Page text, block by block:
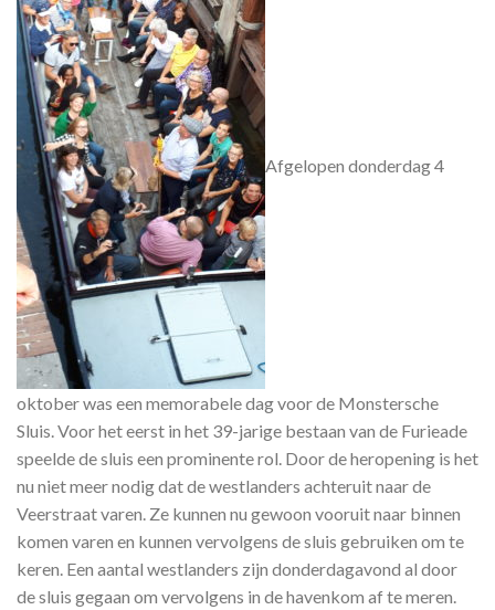
Afgelopen donderdag 4
oktober was een memorabele dag voor de Monstersche
Sluis. Voor het eerst in het 39-jarige bestaan van de Furieade
speelde de sluis een prominente rol. Door de heropening is het
nu niet meer nodig dat de westlanders achteruit naar de
Veerstraat varen. Ze kunnen nu gewoon vooruit naar binnen
komen varen en kunnen vervolgens de sluis gebruiken om te
keren. Een aantal westlanders zijn donderdagavond al door
de sluis gegaan om vervolgens in de havenkom af te meren.